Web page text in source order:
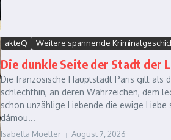
akteQ Weitere spannende
Die dunkle Seite der Stadt der
Die französische Hauptstadt Paris gilt als
schlechthin, an deren Wahrzeichen, dem
schon unzählige Liebende die ewige Liebe
dámou...
Isabella Mueller August 7, 2026